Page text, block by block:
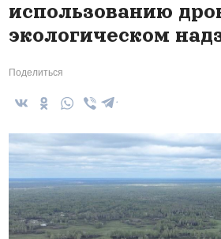
использованию
экологическом
Поделиться